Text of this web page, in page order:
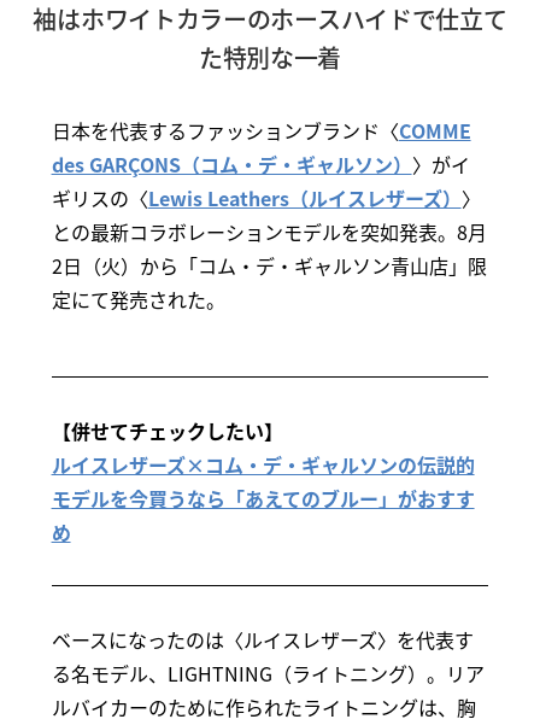
袖はホワイトカラーのホースハイドで仕立て
た特別な一着
日本を代表するファッションブランド〈COMME
des GARÇONS（コム・デ・ギャルソン） 〉がイ
ギリスの〈Lewis Leathers（ルイスレザーズ） 〉
との最新コラボレーションモデルを突如発表。8月
2日（火）から「コム・デ・ギャルソン青山店」限
定にて発売された。
【併せてチェックしたい】
ルイスレザーズ×コム・デ・ギャルソンの伝説的
モデルを今買うなら「あえてのブルー」がおすす
め
ベースになったのは〈ルイスレザーズ〉を代表す
る名モデル、LIGHTNING（ライトニング）。リア
ルバイカーのために作られたライトニングは、胸